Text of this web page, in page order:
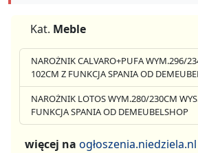
Kat. Meble
NAROŻNIK CALVARO+PUFA WYM.296/
102CM Z FUNKCJA SPANIA OD
NAROŻNIK LOTOS WYM.280/230CM
FUNKCJA SPANIA OD DEMEUBELSHOP
więcej na ogłoszenia.niedziela.nl